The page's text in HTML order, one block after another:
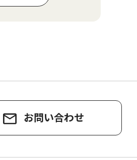
お問い合わせ